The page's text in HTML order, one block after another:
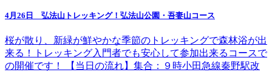
4月26日 弘法山トレッキング！弘法山公園・吾妻山コース
桜が散り、新緑が鮮やかな季節のトレッキングで森林浴が出
来る！トレッキング入門者でも安心して参加出来るコースで
の開催です！ 【当日の流れ】集合：９時小田急線秦野駅改